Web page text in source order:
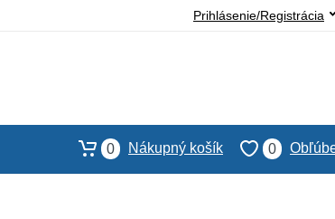
Prihlásenie/Registrácia
0
0 Nákupný košík